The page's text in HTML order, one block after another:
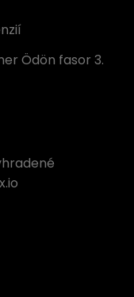
Ödön fasor 3.